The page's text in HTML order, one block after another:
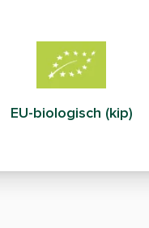
EU-biologisch (kip)